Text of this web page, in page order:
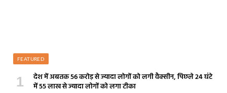
FEATURED
देश में अबतक 56 करोड़ से ज्यादा लोगों को लगी वैक्सीन, पिछले 24 घंटे
में 55 लाख से ज्यादा लोगों को लगा टीका